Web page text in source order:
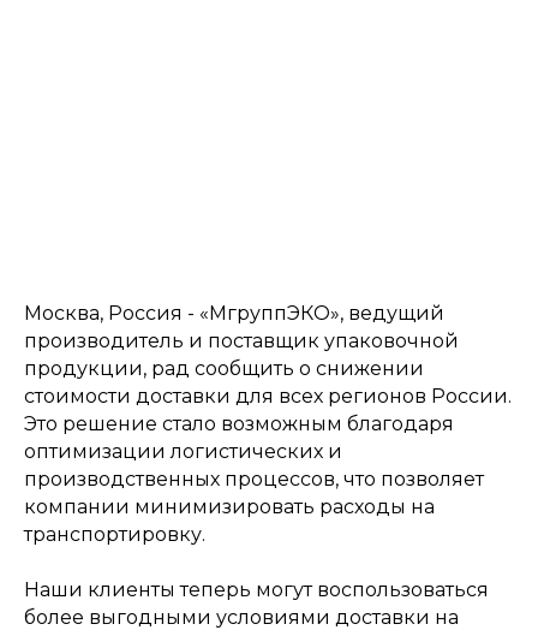
Москва, Россия - «МгруппЭКО», ведущий
производитель и поставщик упаковочной
продукции, рад сообщить о снижении
стоимости доставки для всех регионов России.
Это решение стало возможным благодаря
оптимизации логистических и
производственных процессов, что позволяет
компании минимизировать расходы на
транспортировку.
Наши клиенты теперь могут воспользоваться
более выгодными условиями доставки на